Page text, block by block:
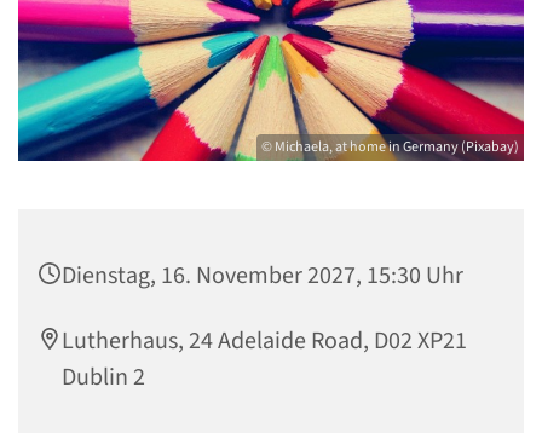
© Michaela, at home in Germany (Pixabay)
Dienstag, 16. November 2027, 15:30 Uhr
Lutherhaus, 24 Adelaide Road, D02 XP21
Dublin 2